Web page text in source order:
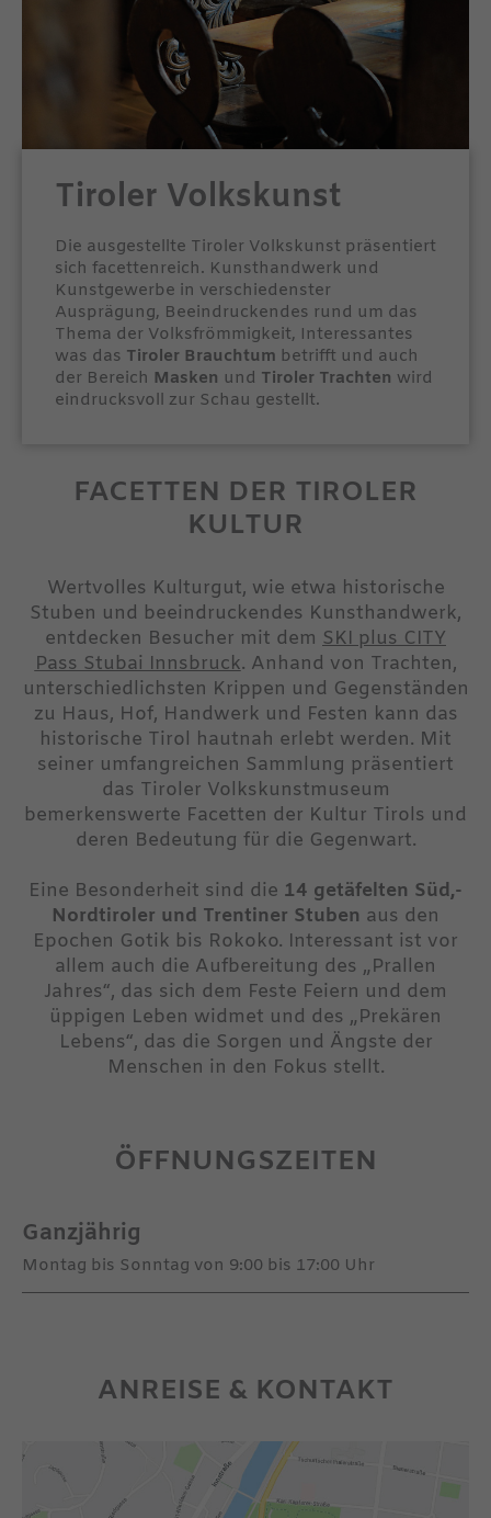
Tiroler Volkskunst
Die ausgestellte Tiroler Volkskunst präsentiert
sich facettenreich. Kunsthandwerk und
Kunstgewerbe in verschiedenster
Ausprägung, Beeindruckendes rund um das
Thema der Volksfrömmigkeit, Interessantes
was das Tiroler Brauchtum betrifft und auch
der Bereich Masken und Tiroler Trachten wird
eindrucksvoll zur Schau gestellt.
FACETTEN DER TIROLER
KULTUR
Wertvolles Kulturgut, wie etwa historische
Stuben und beeindruckendes Kunsthandwerk,
entdecken Besucher mit dem SKI plus CITY
Pass Stubai Innsbruck. Anhand von Trachten,
unterschiedlichsten Krippen und Gegenständen
zu Haus, Hof, Handwerk und Festen kann das
historische Tirol hautnah erlebt werden. Mit
seiner umfangreichen Sammlung präsentiert
das Tiroler Volkskunstmuseum
bemerkenswerte Facetten der Kultur Tirols und
deren Bedeutung für die Gegenwart.
Eine Besonderheit sind die 14 getäfelten Süd,-
Nordtiroler und Trentiner Stuben aus den
Epochen Gotik bis Rokoko. Interessant ist vor
allem auch die Aufbereitung des „Prallen
Jahres“, das sich dem Feste Feiern und dem
üppigen Leben widmet und des „Prekären
Lebens“, das die Sorgen und Ängste der
Menschen in den Fokus stellt.
ÖFFNUNGSZEITEN
Ganzjährig
Montag bis Sonntag von 9:00 bis 17:00 Uhr
ANREISE & KONTAKT